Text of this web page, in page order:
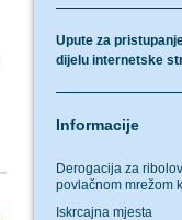
Upute za
dijelu internetske
Informacije
Derogacija za
povlačnom mrežom
Iskrcajna mjesta